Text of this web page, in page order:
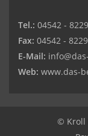
Tel.: 04542 -
Fax: 04542 -
E-Mail:
Web: www.das-
© Kroll